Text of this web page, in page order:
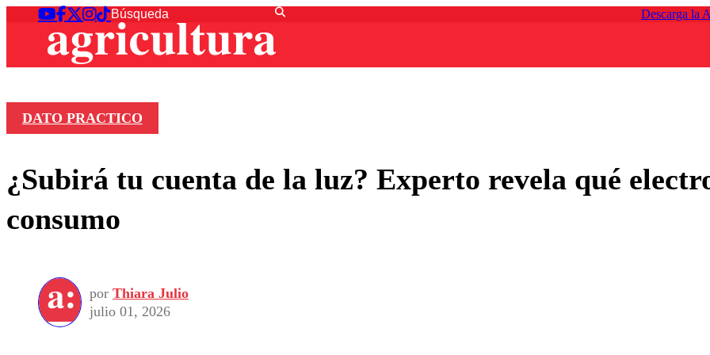
Descarga la
DATO PRACTICO
¿Subirá tu cuenta de la luz? Experto revela qué
consumo
por Thiara Julio
julio 01, 2026